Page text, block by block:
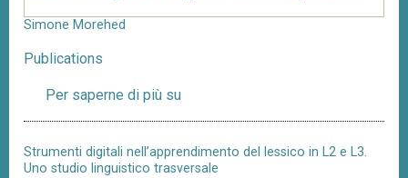
Simone Morehed
Publications
Per saperne di più su
i
o
Strumenti digitali nell’apprendimento del lessico in L2 e L3.
Uno studio linguistico trasversale